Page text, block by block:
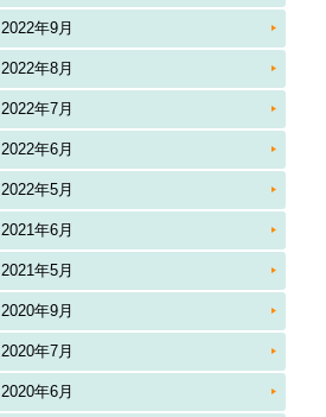
2022年9月
2022年8月
2022年7月
2022年6月
2022年5月
2021年6月
2021年5月
2020年9月
2020年7月
2020年6月